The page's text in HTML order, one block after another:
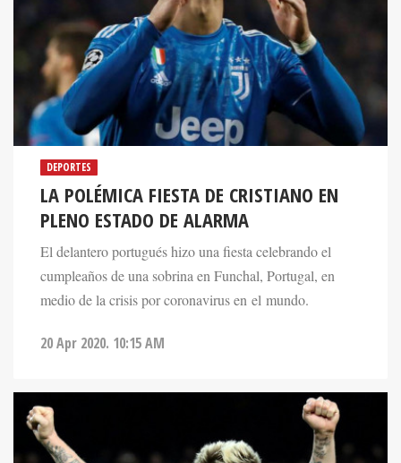
DEPORTES
LA POLÉMICA FIESTA DE CRISTIANO EN
PLENO ESTADO DE ALARMA
El delantero portugués hizo una fiesta celebrando el
cumpleaños de una sobrina en Funchal, Portugal, en
medio de la crisis por coronavirus en el mundo.
20 Apr 2020. 10:15 AM